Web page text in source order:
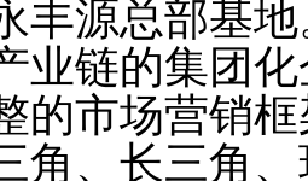
丰源总部基
业链的集团
的市场营销
角、长三角